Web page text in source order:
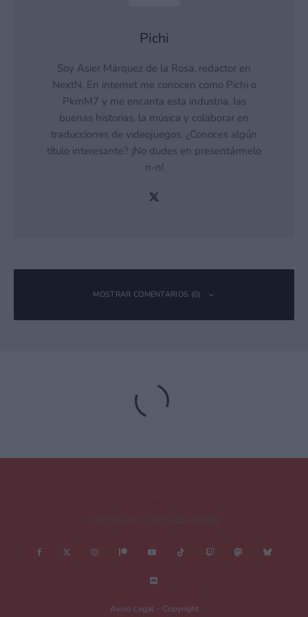
Pichi
Soy Asier Márquez de la Rosa, redactor en
NextN. En internet me conocen como Pichi o
PkmM7 y me encanta esta industria, las
buenas historias, la música y colaborar en
traducciones de videojuegos. ¿Conoces algún
título interesante? ¡No dudes en presentármelo
n-n!
MOSTRAR COMENTARIOS (0)
Tu dirección de correo electrónico no será publicada.
obligatorios están marcados con*
Aviso Legal – Copyright